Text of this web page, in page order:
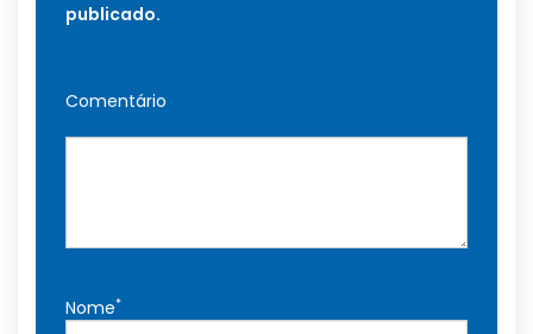
publicado.
Comentário
Nome*